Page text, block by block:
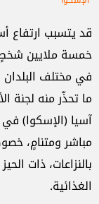
خمسة ملايين شخصٍ
في مختلف
ما تحذّر منه لجنة
آسيا (الإسكوا)
مباشر ومتنامٍ،
بالنزاعات، ذات
الغذائية.